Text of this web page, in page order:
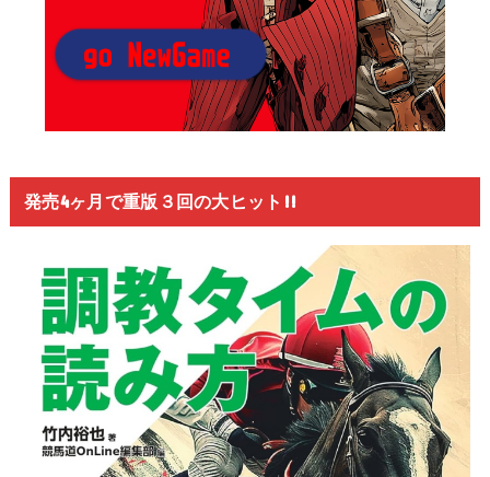
発売4ヶ月で重版３回の大ヒット!!